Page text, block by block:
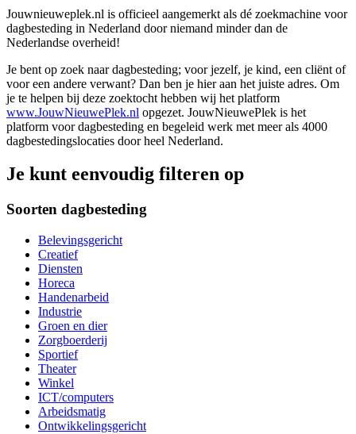
Jouwnieuweplek.nl is officieel aangemerkt als dé zoekmachine voor
dagbesteding in Nederland door niemand minder dan de
Nederlandse overheid!
Je bent op zoek naar dagbesteding; voor jezelf, je kind, een cliënt of
voor een andere verwant? Dan ben je hier aan het juiste adres. Om
je te helpen bij deze zoektocht hebben wij het platform
www.JouwNieuwePlek.nl opgezet. JouwNieuwePlek is het
platform voor dagbesteding en begeleid werk met meer als 4000
dagbestedingslocaties door heel Nederland.
Je kunt eenvoudig filteren op
Soorten dagbesteding
Belevingsgericht
Creatief
Diensten
Horeca
Handenarbeid
Industrie
Groen en dier
Zorgboerderij
Sportief
Theater
Winkel
ICT/computers
Arbeidsmatig
Ontwikkelingsgericht